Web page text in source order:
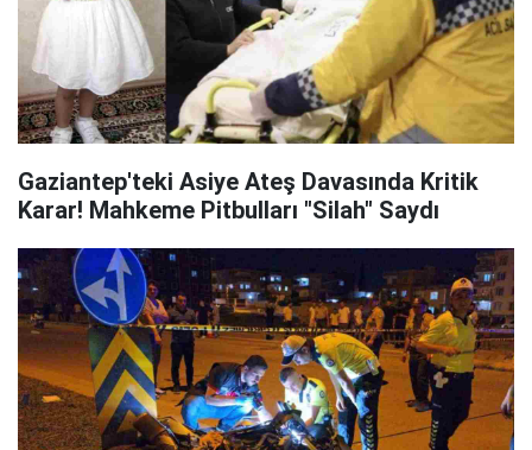
Gaziantep'teki Asiye Ateş Davasında Kritik
Karar! Mahkeme Pitbulları "Silah" Saydı